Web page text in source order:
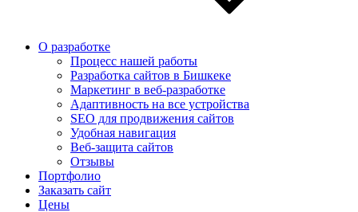
О разработке
Процесс нашей работы
Разработка сайтов в Бишкеке
Маркетинг в веб-разработке
Адаптивность на все устройства
SEO для продвижения сайтов
Удобная навигация
Веб-защита сайтов
Отзывы
Портфолио
Заказать сайт
Цены